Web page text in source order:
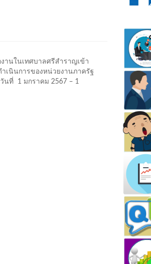
นในเทศบาลศรีสำราญเข้า
เนินการของหน่วยงานภาครัฐ
นที่ 1 มกราคม 2567 – 1